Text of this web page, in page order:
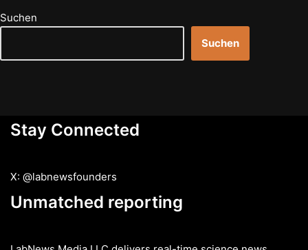
Suchen
Suchen
Stay Connected
X: @labnewsfounders
Unmatched reporting